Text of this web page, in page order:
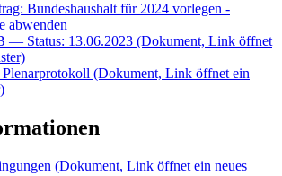
Bundeshaushalt für 2024 vorlegen -
abwenden
— Status: 13.06.2023 (Dokument, Link öffnet
(Dokument, Link öffnet ein
(Dokument, Link öffnet ein neues